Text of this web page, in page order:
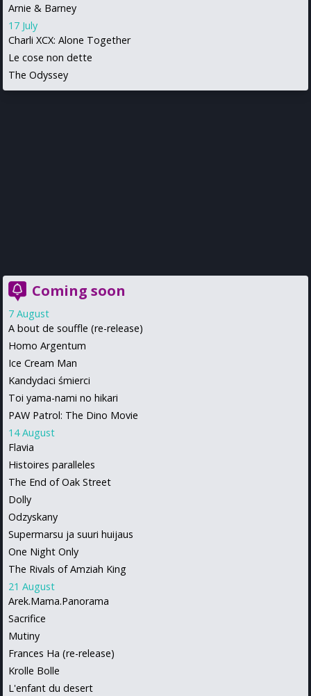
Arnie & Barney
17 July
Charli XCX: Alone Together
Le cose non dette
The Odyssey
Coming soon
7 August
A bout de souffle (re-release)
Homo Argentum
Ice Cream Man
Kandydaci śmierci
Toi yama-nami no hikari
PAW Patrol: The Dino Movie
14 August
Flavia
Histoires paralleles
The End of Oak Street
Dolly
Odzyskany
Supermarsu ja suuri huijaus
One Night Only
The Rivals of Amziah King
21 August
Arek.Mama.Panorama
Sacrifice
Mutiny
Frances Ha (re-release)
Krolle Bolle
L'enfant du desert